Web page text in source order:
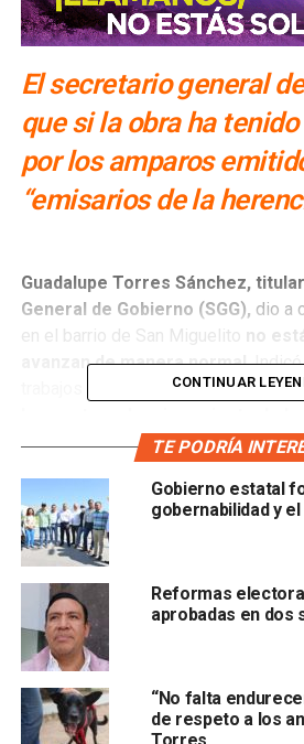
El secretario general
que si la obra ha
por los amparos
“emisarios de la
Guadalupe Torres Sánchez,
General de Gobierno (SGG), dio a
en el barrio de San Miguelito no
avanzan de manera normal.
trabajos que se realizan están la
instalación de cableado
El secretario general de gobierno
emisarios de la herencia maldita”
presentaron cinco juicios de
obra,por lo que esto, además de lo
provocaron atrasos en el
CONTINUAR
TE PODRÍA
Gobierno estatal
gobernabilidad y
Reformas
aprobadas en dos
“No falta
de respeto a los